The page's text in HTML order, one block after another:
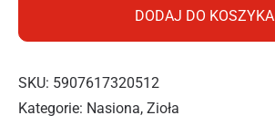
DODAJ DO KOSZYKA
SKU: 5907617320512
Kategorie: Nasiona, Zioła